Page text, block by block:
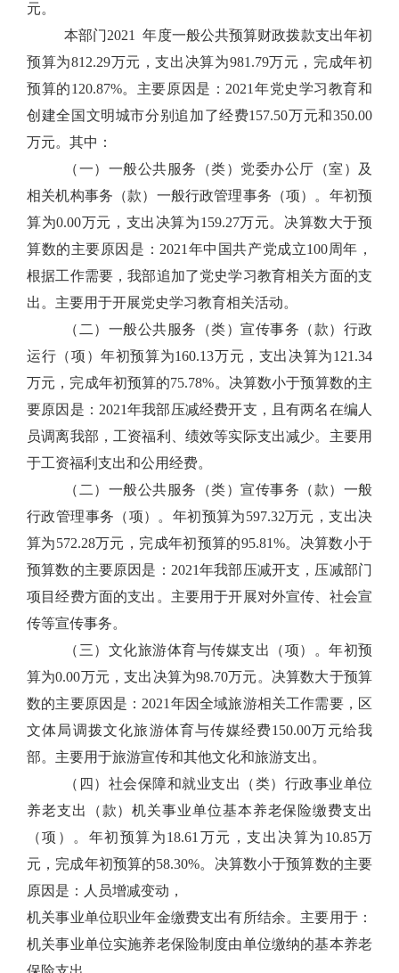
元。
本部门2021 年度一般公共预算财政拨款支出年初
预算为812.29万元，支出决算为981.79万元，完成年初
预算的120.87%。主要原因是：2021年党史学习教育和
创建全国文明城市分别追加了经费157.50万元和350.00
万元。其中：
（一）一般公共服务（类）党委办公厅（室）及
相关机构事务（款）一般行政管理事务（项）。年初预
算为0.00万元，支出决算为159.27万元。决算数大于预
算数的主要原因是：2021年中国共产党成立100周年，
根据工作需要，我部追加了党史学习教育相关方面的支
出。主要用于开展党史学习教育相关活动。
（二）一般公共服务（类）宣传事务（款）行政
运行（项）年初预算为160.13万元，支出决算为121.34
万元，完成年初预算的75.78%。决算数小于预算数的主
要原因是：2021年我部压减经费开支，且有两名在编人
员调离我部，工资福利、绩效等实际支出减少。主要用
于工资福利支出和公用经费。
（二）一般公共服务（类）宣传事务（款）一般
行政管理事务（项）。年初预算为597.32万元，支出决
算为572.28万元，完成年初预算的95.81%。决算数小于
预算数的主要原因是：2021年我部压减开支，压减部门
项目经费方面的支出。主要用于开展对外宣传、社会宣
传等宣传事务。
（三）文化旅游体育与传媒支出（项）。年初预
算为0.00万元，支出决算为98.70万元。决算数大于预算
数的主要原因是：2021年因全域旅游相关工作需要，区
文体局调拨文化旅游体育与传媒经费150.00万元给我
部。主要用于旅游宣传和其他文化和旅游支出。
（四）社会保障和就业支出（类）行政事业单位
养老支出（款）机关事业单位基本养老保险缴费支出
（项）。年初预算为18.61万元，支出决算为10.85万
元，完成年初预算的58.30%。决算数小于预算数的主要
原因是：人员增减变动，
机关事业单位职业年金缴费支出有所结余。主要用于：
机关事业单位实施养老保险制度由单位缴纳的基本养老